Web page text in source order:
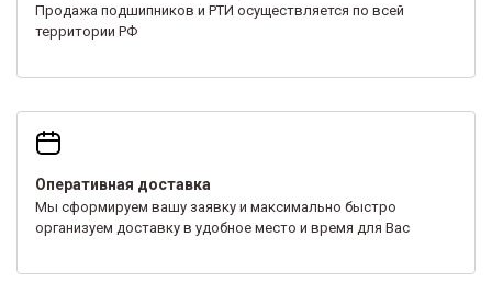
Продажа подшипников и РТИ осуществляется по всей
территории РФ
Оперативная доставка
Мы сформируем вашу заявку и максимально быстро
организуем доставку в удобное место и время для Вас